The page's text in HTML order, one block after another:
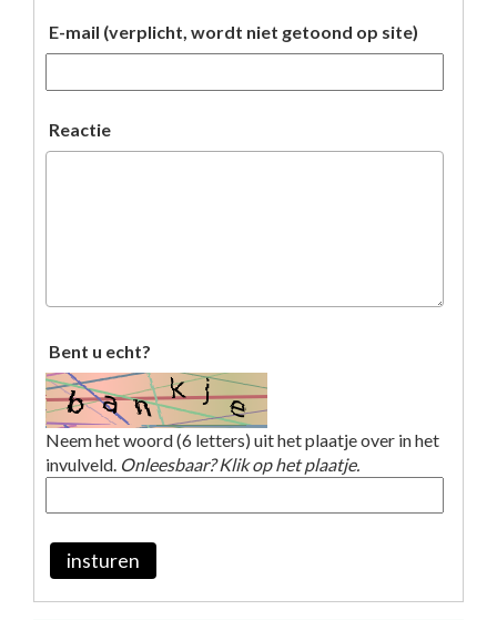
E-mail (verplicht, wordt niet getoond op site)
Reactie
Bent u echt?
Neem het woord (6 letters) uit het plaatje over in het
invulveld. Onleesbaar? Klik op het plaatje.
insturen